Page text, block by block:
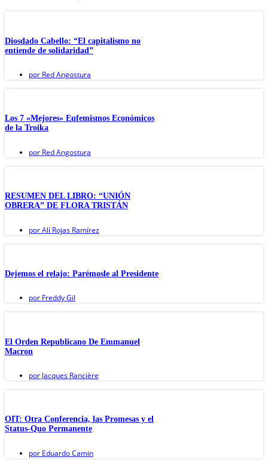
Diosdado Cabello: “El capitalismo no
entiende de solidaridad”
por Red Angostura
Los 7 «Mejores» Eufemismos Económicos
de la Troika
por Red Angostura
RESUMEN DEL LIBRO: “UNIÓN
OBRERA” DE FLORA TRISTÁN
porAlí Rojas Ramírez
Dejemos el relajo: Parémosle al Presidente
por Freddy Gil
El Orden Republicano De Emmanuel
Macron
por Jacques Rancière
OIT: Otra Conferencia, las Promesas y el
Status-Quo Permanente
por Eduardo Camin